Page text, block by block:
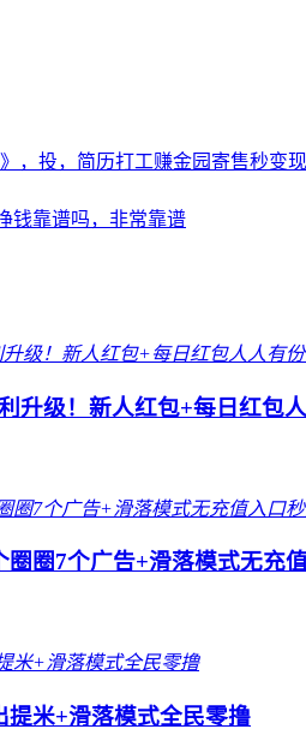
，投，简历打工赚金园寄售秒变现
钱靠谱吗，非常靠谱
升级！新人红包+每日红包
圈圈7个广告+滑落模式无充
提米+滑落模式全民零撸